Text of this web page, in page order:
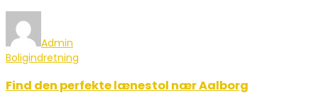
Admin
Boligindretning
Find den perfekte lænestol nær Aalborg